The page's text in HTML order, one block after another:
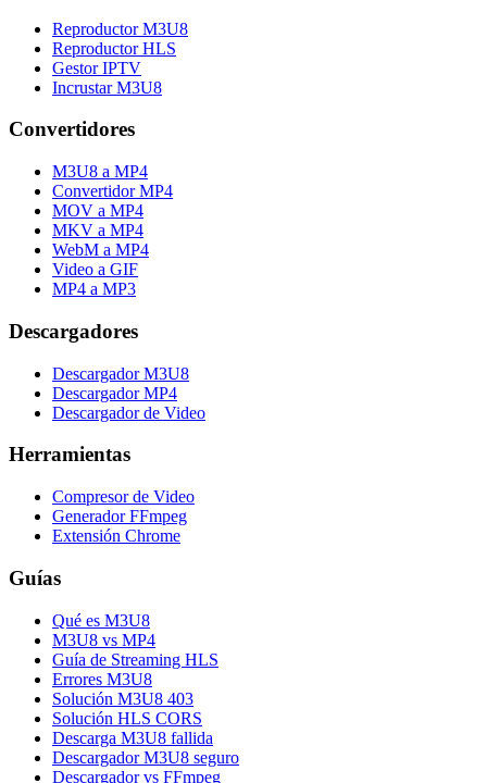
Reproductor M3U8
Reproductor HLS
Gestor IPTV
Incrustar M3U8
Convertidores
M3U8 a MP4
Convertidor MP4
MOV a MP4
MKV a MP4
WebM a MP4
Video a GIF
MP4 a MP3
Descargadores
Descargador M3U8
Descargador MP4
Descargador de Video
Herramientas
Compresor de Video
Generador FFmpeg
Extensión Chrome
Guías
Qué es M3U8
M3U8 vs MP4
Guía de Streaming HLS
Errores M3U8
Solución M3U8 403
Solución HLS CORS
Descarga M3U8 fallida
Descargador M3U8 seguro
Descargador vs FFmpeg